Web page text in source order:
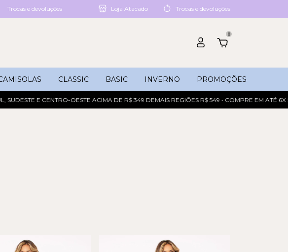
Trocas e devoluções Loja Atacado Trocas e devoluções
0
CLASSIC BASIC INVERNO PROMOÇÕES
SUDESTE E CENTRO-OESTE ACIMA DE R$ 349 DEMAIS REGIÕES R$ 549 • COMPRE EM ATÉ